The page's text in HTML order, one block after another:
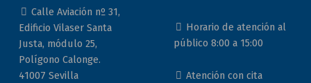
Calle Aviación nº 31,
Edificio Vilaser Santa
Justa, módulo 25,
Polígono Calonge.
41007 Sevilla
Horario de atención al
público 8:00 a 15:00
Atención con cita